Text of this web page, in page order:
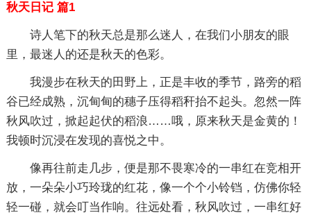
秋天日记 篇1
诗人笔下的秋天总是那么迷人，在我们小朋友的眼
里，最迷人的还是秋天的色彩。
我漫步在秋天的田野上，正是丰收的季节，路旁的稻
谷已经成熟，沉甸甸的穗子压得稻秆抬不起头。忽然一阵
秋风吹过，掀起起伏的稻浪……哦，原来秋天是金黄的！
我顿时沉浸在发现的喜悦之中。
像再往前走几步，便是那不畏寒冷的一串红在竞相开
放，一朵朵小巧玲珑的红花，像一个个小铃铛，仿佛你轻
轻一碰，就会叮当作响。往远处看，秋风吹过，一串红好